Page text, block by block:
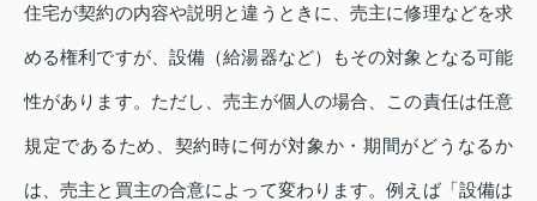
住宅が契約の内容や説明と違うときに、売主に修理などを求
める権利ですが、設備（給湯器など）もその対象となる可能
性があります。ただし、売主が個人の場合、この責任は任意
規定であるため、契約時に何が対象か・期間がどうなるか
は、売主と買主の合意によって変わります。例えば「設備は